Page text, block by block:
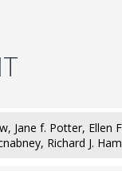
Jane f. Potter, Ellen
Richard J. Ham